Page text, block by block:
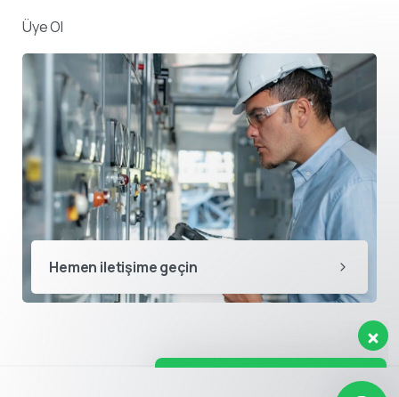
Üye Ol
Hemen iletişime geçin
Destek ekibimiz sorularınızı
yanıtlamak için burada.
👋 Merhaba, size nasıl yardımcı
olabiliriz?